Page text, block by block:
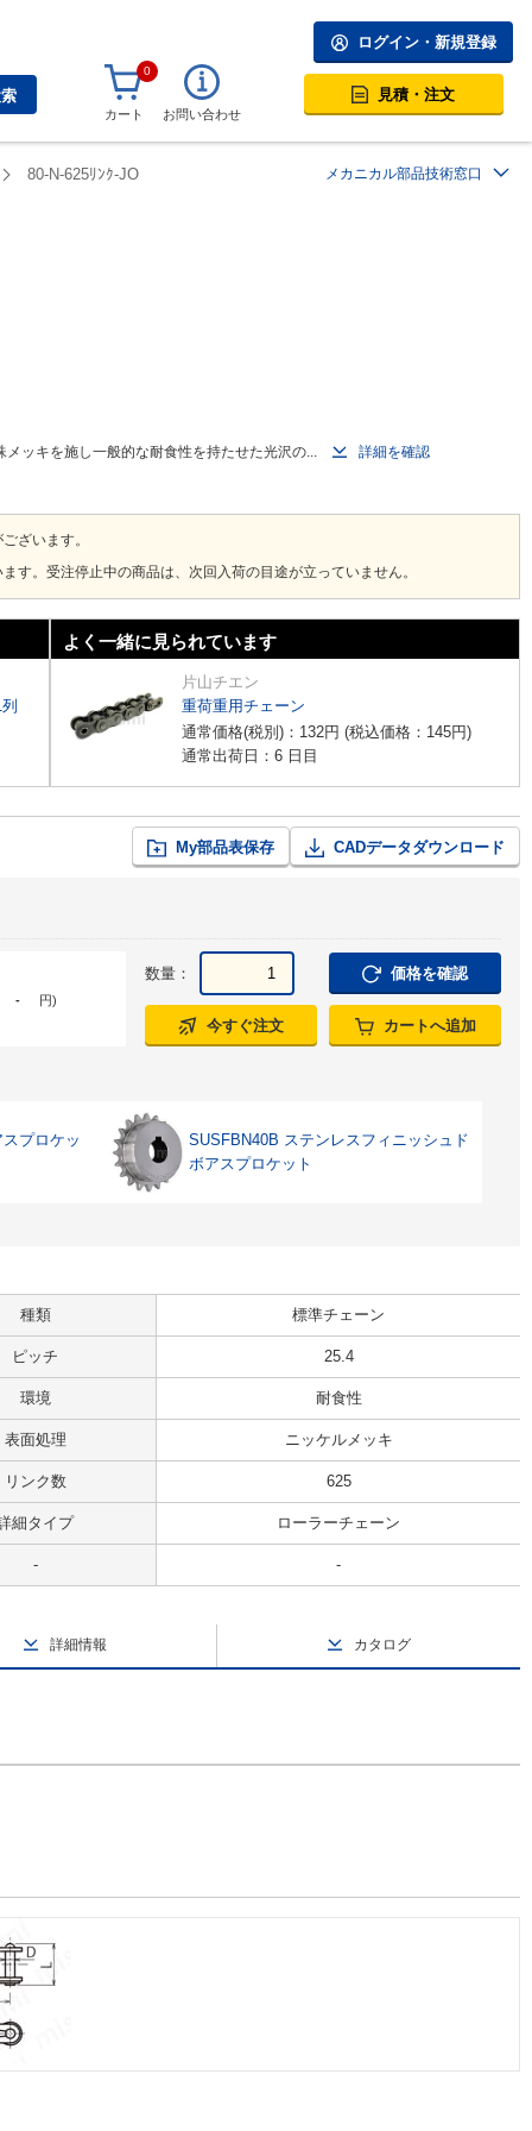
ログイン・新規登録
0
カート お問い合わせ
見積・注文
80-N-625ﾘﾝｸ-JO メカニカル部品技術窓口
ッキを施し一般的な耐食性を持たせた光沢の... 詳細を確認
ざいます。
す。受注停止中の商品は、次回入荷の目途が立っていません。
よく一緒に見られています
片山チエン
重荷重用チェーン
通常価格(税別)： 132円 (税込価格： 145円)
通常出荷日：6 日目
My部品表保存 CADデータダウンロード
- 円)
数量： 価格を確認
今すぐ注文 カートへ追加
プロケッ
SUSFBN40B ステンレスフィニッシュド
ボアスプロケット
種類 標準チェーン
ピッチ 25.4
環境 耐食性
表面処理 ニッケルメッキ
リンク数 625
細タイプ ローラーチェーン
- -
詳細情報 カタログ